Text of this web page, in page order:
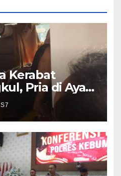
Kerabat
Pria di Ayah
Kebumen